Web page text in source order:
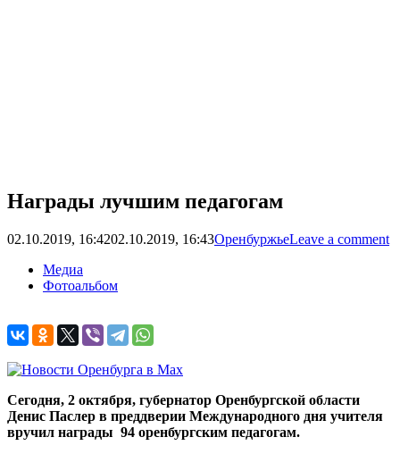
Награды лучшим педагогам
02.10.2019, 16:4202.10.2019, 16:43ОренбуржьеLeave a comment
Медиа
Фотоальбом
Сегодня, 2 октября, губернатор Оренбургской области
Денис Паслер в преддверии Международного дня учителя
вручил награды 94 оренбургским педагогам.